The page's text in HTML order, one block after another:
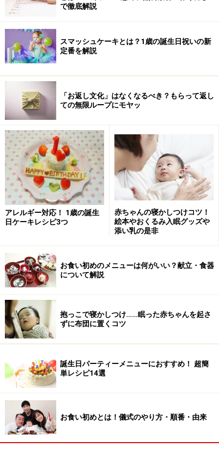
【ＩＮＤＥＸ】
電車会社・バス会社からの回答
コンビ・アップリカからの回答…３ページ目
浅川が感じたこと・考えたこと
>>主要電車会社・バス会社からの回答は……>>
※記事内容は執筆時点のものです。最新の内容をご確認くださ
い。
※乳幼児の発育には個人差があります。記事内容は全ての乳幼児
への有効性を保証するものではありません。気になる徴候が見ら
れる場合は、自己判断せず、必ず医療機関に相談してください。
次のページへ
で徹底解説
スマッシュケーキとは？1歳の誕生日祝いの新
定番を解説
「お返し文化」はなくなるべき？もらって返し
ての無限ループにモヤッ
アレルギー対応！ 1歳の誕生
日ケーキレシピ3つ
赤ちゃんの寝かしつけコツ！
絵本やおくるみ入眠グッズや
添い乳の是非
お食い初めのメニューは何がいい？献立・食器
について解説
抱っこで寝かしつけ……眠った赤ちゃんを起さ
ずに布団に置くコツ
誕生日パーティーメニューにおすすめ！ 超簡
単レシピ14選
お食い初めとは！儀式のやり方・順番・由来